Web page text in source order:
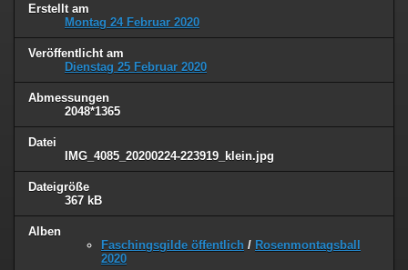
Erstellt am
Montag 24 Februar 2020
Veröffentlicht am
Dienstag 25 Februar 2020
Abmessungen
2048*1365
Datei
IMG_4085_20200224-223919_klein.jpg
Dateigröße
367 kB
Alben
Faschingsgilde öffentlich / Rosenmontagsball
2020